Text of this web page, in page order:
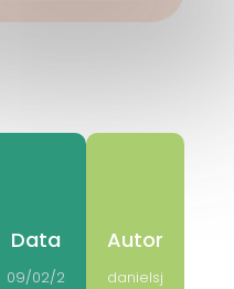
Data
09/02/2
Autor
danielsj